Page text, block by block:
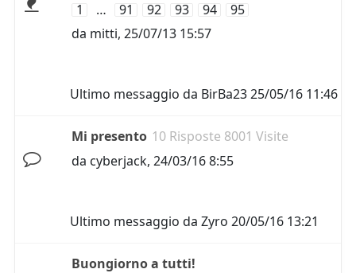
1
… 91 92 93 94
95
da mitti, 25/07/13 15:57
Ultimo messaggio da BirBa2325/05/16 11:46
Mi presento 10 Risposte 8001 Visite
da cyberjack, 24/03/16 8:55
Ultimo messaggio da Zyro 20/05/16 13:21
Buongiorno a tutti!